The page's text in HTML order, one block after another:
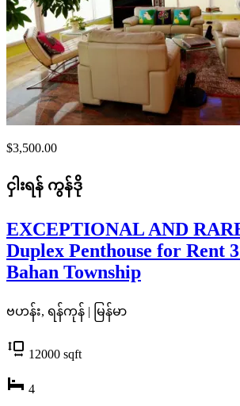
$3,500.00
ငှါးရန် ကွန်ဒို
EXCEPTIONAL AND
Duplex Penthouse for Rent
Bahan Township
ဗဟန်း, ရန်ကုန် | မြန်မာ
12000 sqft
4